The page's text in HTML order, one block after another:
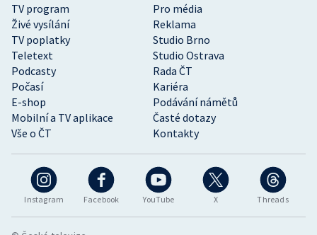
Instagram Facebook YouTube X Threads
TV program
Pro média
Živé vysílání
Reklama
TV poplatky
Studio Brno
Teletext
Studio Ostrava
Podcasty
Rada ČT
Počasí
Kariéra
E-shop
Podávání námětů
Mobilní a TV aplikace
Časté dotazy
Vše o ČT
Kontakty